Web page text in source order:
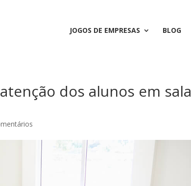
JOGOS DE EMPRESAS BLOG
dos alunos em sala